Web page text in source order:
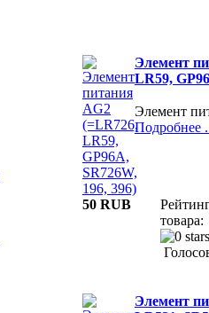
Элемент
LR59,
Элемент
Подробнее
50 RUB
товара:
Элемент